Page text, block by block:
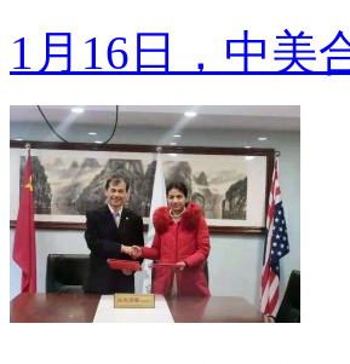
1月16日，中美